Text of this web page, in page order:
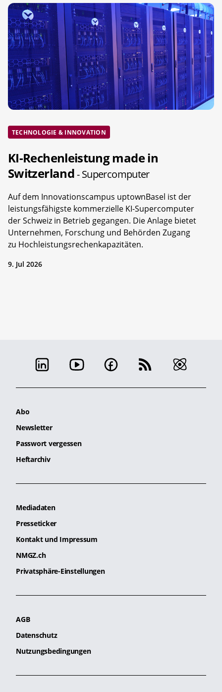
TECHNOLOGIE & INNOVATION
KI-Rechenleistung made in
Switzerland- Supercomputer
Auf dem Innovationscampus uptownBasel ist der
leistungsfähigste kommerzielle KI-Supercomputer
der Schweiz in Betrieb gegangen. Die Anlage bietet
Unternehmen, Forschung und Behörden Zugang
zu Hochleistungsrechenkapazitäten.
9. Jul 2026
Abo
Newsletter
Passwort vergessen
Heftarchiv
Mediadaten
Presseticker
Kontakt und Impressum
NMGZ.ch
Privatsphäre-Einstellungen
AGB
Datenschutz
Nutzungsbedingungen